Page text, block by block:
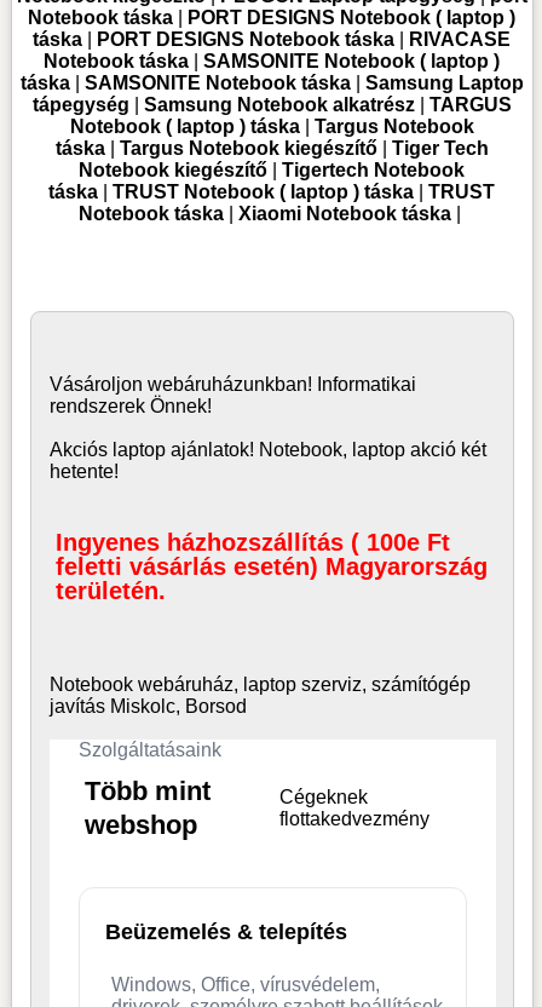
Notebook táska
PORT DESIGNS Notebook ( laptop )
táska
PORT DESIGNS Notebook táska
RIVACASE
Notebook táska |SAMSONITE Notebook ( laptop )
táska| SAMSONITE Notebook táska| Samsung Laptop
tápegység
Samsung Notebook alkatrész| TARGUS
Notebook ( laptop ) táska| Targus Notebook
táska| Targus Notebook kiegészítő| Tiger Tech
Notebook kiegészítő |Tigertech Notebook
táska |TRUST Notebook ( laptop ) táska |TRUST
Notebook táska| Xiaomi Notebook táska|
Vásároljon webáruházunkban! Informatikai
rendszerek Önnek!
Akciós laptop ajánlatok! Notebook, laptop akció két
hetente!
Ingyenes házhozszállítás ( 100e Ft
feletti vásárlás esetén) Magyarország
területén.
Notebook webáruház, laptop szerviz, számítógép
javítás Miskolc, Borsod
Szolgáltatásaink
Több mint
webshop
Cégeknek
flottakedvezmény
Beüzemelés & telepítés
Windows, Office, vírusvédelem,